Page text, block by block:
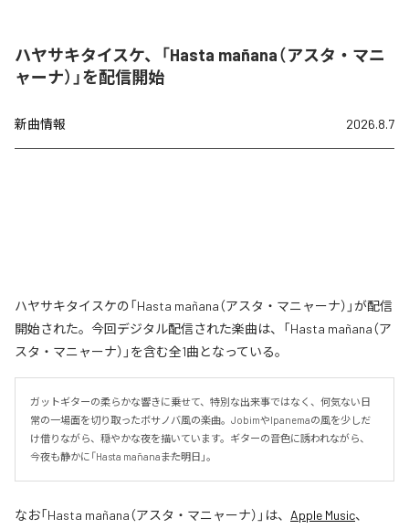
ハヤサキタイスケ、「Hasta mañana（アスタ・マニ
ャーナ）」を配信開始
新曲情報 2026.8.7
ハヤサキタイスケの「Hasta mañana（アスタ・マニャーナ）」が配信
開始された。今回デジタル配信された楽曲は、「Hasta mañana（ア
スタ・マニャーナ）」を含む全1曲となっている。
ガットギターの柔らかな響きに乗せて、特別な出来事ではなく、何気ない日
常の一場面を切り取ったボサノバ風の楽曲。JobimやIpanemaの風を少しだ
け借りながら、穏やかな夜を描いています。ギターの音色に誘われながら、
今夜も静かに「Hasta mañana――また明日」。
なお「Hasta mañana（アスタ・マニャーナ） 」は、 Apple Music、